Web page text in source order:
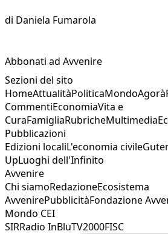
di Daniela Fumarola
Abbonati ad Avvenire
Sezioni del sito
HomeAttualitàPoliticaMondoAgorà
CommentiEconomiaVita e
CuraFamigliaRubricheMultimedia
Pubblicazioni
Edizioni localiL'economia civile
UpLuoghi dell'Infinito
Avvenire
Chi siamoRedazioneEcosistema
AvvenirePubblicitàFondazione
Mondo CEI
SIRRadio InBluTV2000FISC